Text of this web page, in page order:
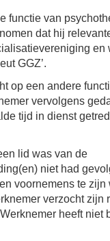
functie van
dat hij
en
GGZ’.
op een andere
vervolgens
tijd in dienst
lid was van de
niet had
voornemens te zijn
verzocht zijn
heeft niet